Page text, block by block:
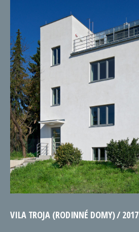
VILA TROJA (RODINNÉ DOMY) / 2017